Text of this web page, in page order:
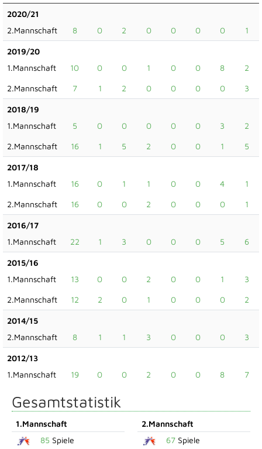
2020/21
2.Mannschaft
8 0 2 0 0 0 0 1
2019/20
1.Mannschaft
10 0 0 1 0 0 8 2
2.Mannschaft 7 1 2 0 0 0 0 3
2018/19
1.Mannschaft
5 0 0 0 0 0 3 2
2.Mannschaft 16 1 5 2 0 0 1 5
2017/18
1.Mannschaft
16 0 1 1 0 0 4 1
2.Mannschaft 16 0 0 2 0 0 0 1
2016/17
1.Mannschaft
22 1 3 0 0 0 5 6
2015/16
1.Mannschaft
13 0 0 2 0 0 1 3
2.Mannschaft 12 2 0 1 0 0 0 2
2014/15
2.Mannschaft
8 1 1 3 0 0 0 3
2012/13
1.Mannschaft
19 0 0 2 0 0 8 7
Gesamtstatistik
1.Mannschaft
85 Spiele
2.Mannschaft
67Spiele